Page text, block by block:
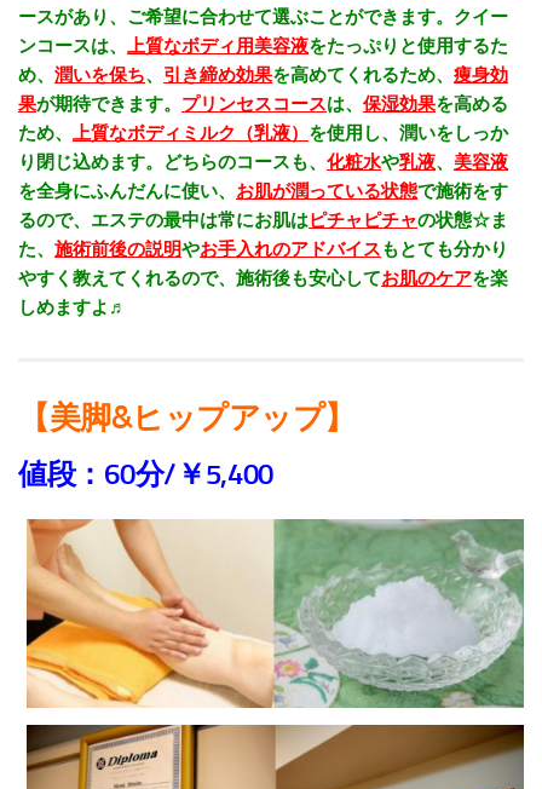
ースがあり、ご希望に合わせて選ぶことができます。クイー
ンコースは、 上質なボディ用美容液をたっぷりと使用するた
め、 潤いを保ち、 引き締め効果を高めてくれるため、 痩身効
果が期待できます。 プリンセスコースは、 保湿効果を高める
ため、 上質なボディミルク（乳液） を使用し、潤いをしっか
り閉じ込めます。どちらのコースも、 化粧水や乳液、 美容液
を全身にふんだんに使い、 お肌が潤っている状態で施術をす
るので、エステの最中は常にお肌はピチャピチャの状態☆ま
た、 施術前後の説明やお手入れのアドバイスもとても分かり
やすく教えてくれるので、施術後も安心してお肌のケアを楽
しめますよ♬
【美脚&ヒップアップ】
値段：60分/￥5,400